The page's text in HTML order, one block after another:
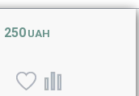
250 UAH